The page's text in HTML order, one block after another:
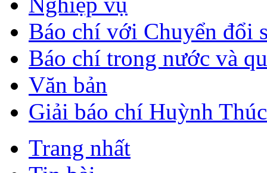
Báo chí với Chuyển đổi
Báo chí trong nước và
Văn bản
Giải báo chí Huỳnh
Trang nhất